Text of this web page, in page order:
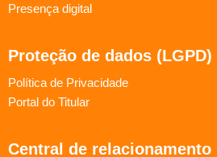
Presença digital
Proteção de dados (LGPD)
Política de Privacidade
Portal do Titular
Central de relacionamento